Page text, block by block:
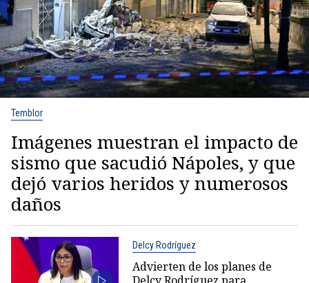
Temblor
Imágenes muestran el impacto de
sismo que sacudió Nápoles, y que
dejó varios heridos y numerosos
daños
Delcy Rodríguez
Advierten de los planes de